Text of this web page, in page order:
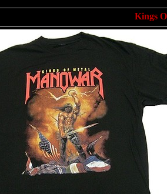
Kings